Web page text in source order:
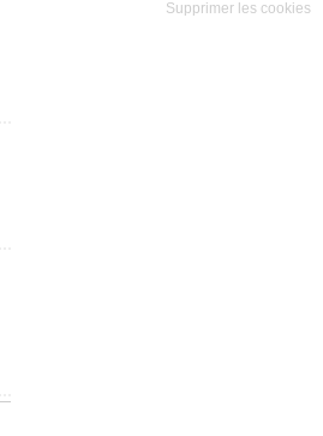
Supprimer les cookies